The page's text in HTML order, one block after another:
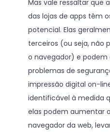
Mas vale ressaltar que
das lojas de apps têm
potencial. Elas
terceiros (ou seja, não
o navegador) e podem
problemas de
impressão digital on-
identificável à medida
elas podem aumentar
navegador da web,